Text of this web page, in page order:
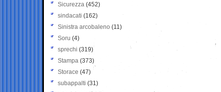
Sicurezza (452)
sindacati (162)
Sinistra arcobaleno (11)
Soru (4)
sprechi (319)
Stampa (373)
Storace (47)
subappalti (31)